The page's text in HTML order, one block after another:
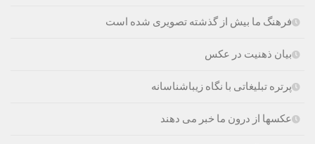
فرهنگ ما بیش از گذشته تصویری شده است
بیان ذهنیت در عکس
پرتره تبلیغاتی با نگاه زیباشناسانه
عکسها از درون ما خبر می دهند